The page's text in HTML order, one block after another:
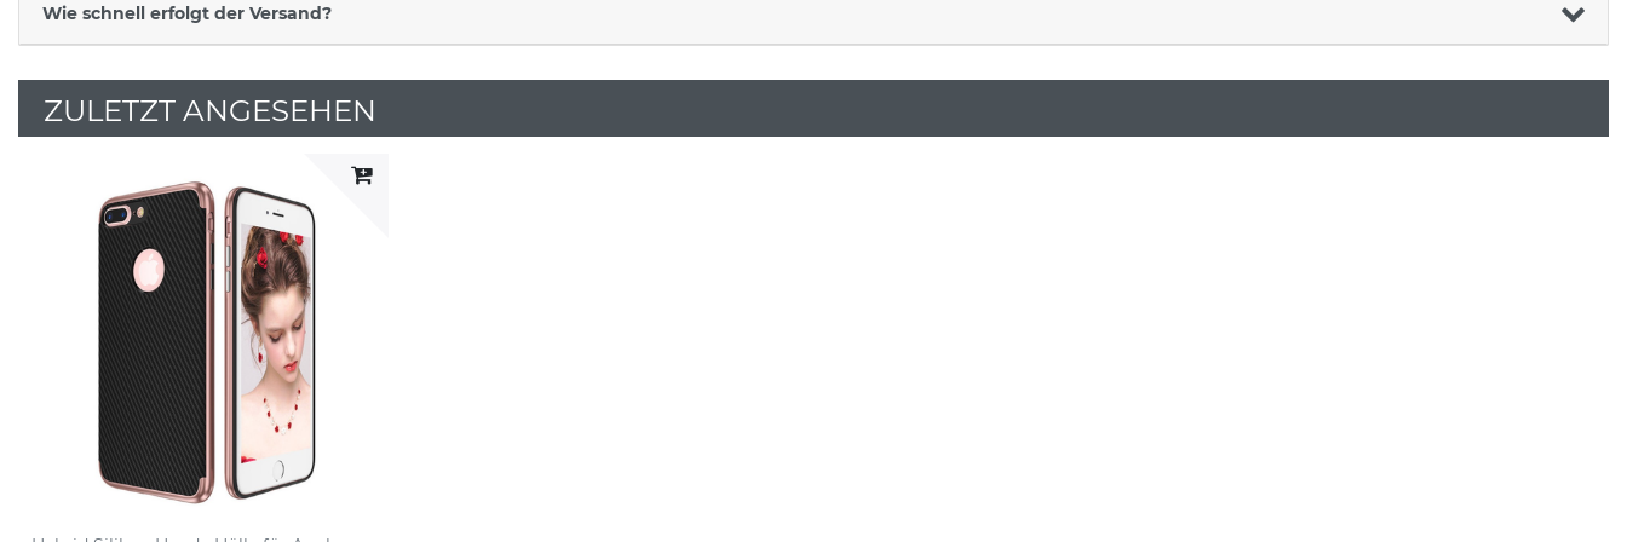
Wie schnell erfolgt der Versand?
ZULETZT ANGESEHEN